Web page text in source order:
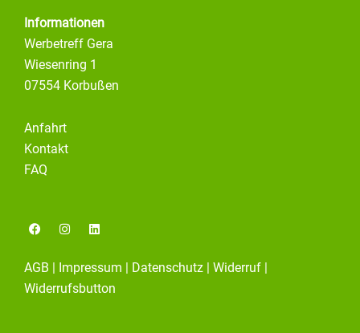
Informationen
Werbetreff Gera
Wiesenring 1
07554 Korbußen
Anfahrt
Kontakt
FAQ
F
a
e
b
o
o
I
n
a
g
r
L
i
e
d
i
AGB Impressum Datenschutz Widerruf
Widerrufsbutton